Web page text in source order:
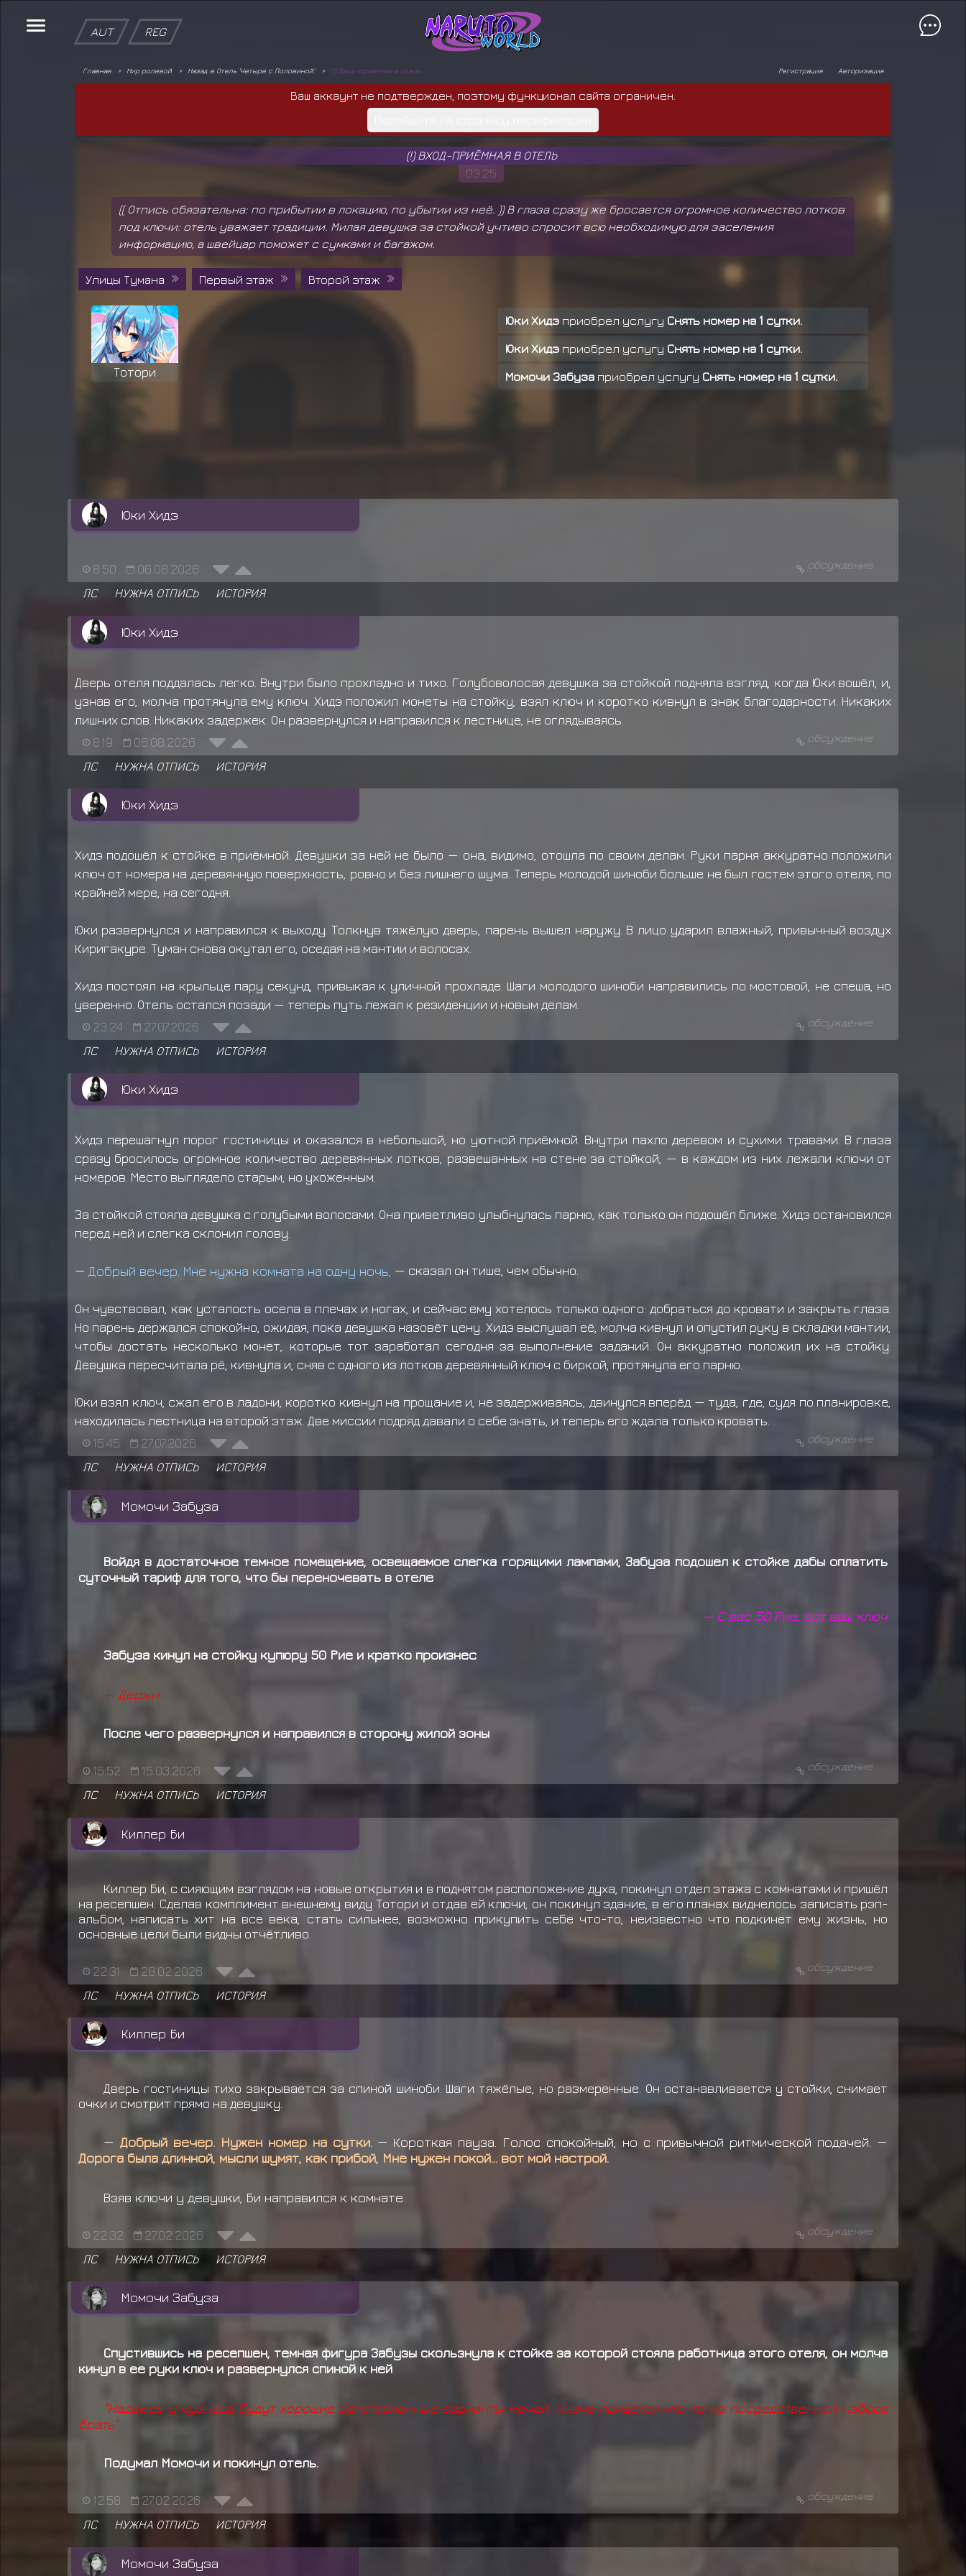
AUT REG
Главная Мир ролевой Назад в Отель 'Четыре с Половиной' (!) Вход-приёмная в отель Авторизация
Регистрация
Ваш аккаунт не подтвержден, поэтому функционал сайта ограничен.
(!) ВХОД-ПРИЁМНАЯ В ОТЕЛЬ
03:25
(( Отпись обязательна: по прибытии в локацию, по убытии из неё. )) В глаза сразу же бросается огромное количество лотков
под ключи: отель уважает традиции. Милая девушка за стойкой учтиво спросит всю необходимую для заселения
информацию, а швейцар поможет с сумками и багажом.
Улицы Тумана Первый этаж Второй этаж
Тотори
Юки Хидэ приобрел услугу Снять номер на 1 сутки.
Юки Хидэ приобрел услугу Снять номер на 1 сутки.
Момочи Забуза приобрел услугу Снять номер на 1 сутки.
Снять номер на 1 сутки.
Мууприобрел услугуСнять номер на 1 сутки.
Юки Бунтан
приобрел услугу Снять номер на 1 сутки.
Юки Хидэ
8:50 06.08.2026 обсуждение
ЛС НУЖНА ОТПИСЬ ИСТОРИЯ
Юки Хидэ
Дверь отеля поддалась легко. Внутри было прохладно и тихо. Голубоволосая девушка за стойкой подняла взгляд, когда Юки вошёл, и,
узнав его, молча протянула ему ключ. Хидэ положил монеты на стойку, взял ключ и коротко кивнул в знак благодарности. Никаких
лишних слов. Никаких задержек. Он развернулся и направился к лестнице, не оглядываясь.
8:19
06.08.2026 обсуждение
ЛС НУЖНА ОТПИСЬ ИСТОРИЯ
Юки Хидэ
Хидэ подошёл к стойке в приёмной. Девушки за ней не было — она, видимо, отошла по своим делам. Руки парня аккуратно положили
ключ от номера на деревянную поверхность, ровно и без лишнего шума. Теперь молодой шиноби больше не был гостем этого отеля, по
крайней мере, на сегодня.
Юки развернулся и направился к выходу. Толкнув тяжёлую дверь, парень вышел наружу. В лицо ударил влажный, привычный воздух
Киригакуре. Туман снова окутал его, оседая на мантии и волосах.
Хидэ постоял на крыльце пару секунд, привыкая к уличной прохладе. Шаги молодого шиноби направились по мостовой, не спеша, но
уверенно. Отель остался позади — теперь путь лежал к резиденции и новым делам.
23:24
27.07.2026 обсуждение
ЛС НУЖНА ОТПИСЬ ИСТОРИЯ
Юки Хидэ
Хидэ перешагнул порог гостиницы и оказался в небольшой, но уютной приёмной. Внутри пахло деревом и сухими травами. В глаза
сразу бросилось огромное количество деревянных лотков, развешанных на стене за стойкой, — в каждом из них лежали ключи от
номеров. Место выглядело старым, но ухоженным.
За стойкой стояла девушка с голубыми волосами. Она приветливо улыбнулась парню, как только он подошёл ближе. Хидэ остановился
перед ней и слегка склонил голову.
— Добрый вечер. Мне нужна комната на одну ночь, — сказал он тише, чем обычно.
Он чувствовал, как усталость осела в плечах и ногах, и сейчас ему хотелось только одного: добраться до кровати и закрыть глаза.
Но парень держался спокойно, ожидая, пока девушка назовёт цену. Хидэ выслушал её, молча кивнул и опустил руку в складки мантии,
чтобы достать несколько монет, которые тот заработал сегодня за выполнение заданий. Он аккуратно положил их на стойку.
Девушка пересчитала рё, кивнула и, сняв с одного из лотков деревянный ключ с биркой, протянула его парню.
Юки взял ключ, сжал его в ладони, коротко кивнул на прощание и, не задерживаясь, двинулся вперёд — туда, где, судя по планировке,
находилась лестница на второй этаж. Две миссии подряд давали о себе знать, и теперь его ждала только кровать.
15:45
27.07.2026 обсуждение
ЛС НУЖНА ОТПИСЬ ИСТОРИЯ
Момочи Забуза
Войдя в достаточное темное помещение, освещаемое слегка горящими лампами, Забуза подошел к стойке дабы оплатить
суточный тариф для того, что бы переночевать в отеле
— С вас 50 Рие, вот ваш ключ
Забуза кинул на стойку купюру 50 Рие и кратко произнес
— Держи
После чего развернулся и направился в сторону жилой зоны
15:52 15.03.2026 обсуждение
ЛС НУЖНА ОТПИСЬ ИСТОРИЯ
Киллер Би
Киллер Би, с сияющим взглядом на новые открытия и в поднятом расположение духа, покинул отдел этажа с комнатами и пришёл
на ресепшен. Сделав комплимент внешнему виду Тотори и отдав ей ключи, он покинул здание, в его планах виднелось записать рэп-
альбом, написать хит на все века, стать сильнее, возможно прикупить себе что-то, неизвестно что подкинет ему жизнь, но
основные цели были видны отчётливо.
22:31 28.02.2026 обсуждение
ЛС НУЖНА ОТПИСЬ ИСТОРИЯ
Киллер Би
Дверь гостиницы тихо закрывается за спиной шиноби. Шаги тяжёлые, но размеренные. Он останавливается у стойки, снимает
очки и смотрит прямо на девушку.
— Добрый вечер. Нужен номер на сутки. — Короткая пауза. Голос спокойный, но с привычной ритмической подачей. —
Дорога была длинной, мысли шумят, как прибой, Мне нужен покой… вот мой настрой.
Взяв ключи у девушки, Би направился к комнате.
22:32 27.02.2026 обсуждение
ЛС НУЖНА ОТПИСЬ ИСТОРИЯ
Момочи Забуза
Спустившись на ресепшен, темная фигура Забузы скользнула к стойке за которой стояла работница этого отеля, он молча
кинул в ее руки ключ и развернулся спиной к ней
"Надеюсь у кузнеца будут хорошие заготовленные варианты мечей, иначе придется что-то из посредственной набора
брать"
Подумал Момочи и покинул отель.
12:58 27.02.2026 обсуждение
ЛС НУЖНА ОТПИСЬ ИСТОРИЯ
Момочи Забуза